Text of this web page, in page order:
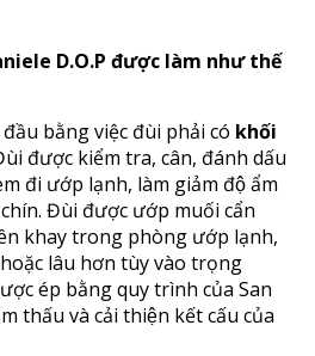
D.O.P được làm như thế
bằng việc đùi phải có khối
được kiểm tra, cân, đánh dấu
đi ướp lạnh, làm giảm độ ẩm
Đùi được ướp muối cẩn
khay trong phòng ướp lạnh,
lâu hơn tùy vào trọng
ép bằng quy trình của San
thấu và cải thiện kết cấu của